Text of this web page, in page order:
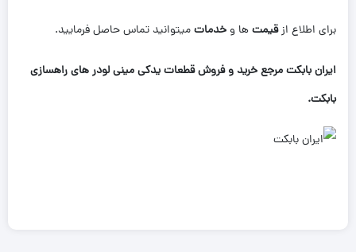
برای اطلاع ازقیمتها و خدماتمیتوانید تماس حاصل فرمایید.
ایران بابکت مرجع خرید و فروش قطعات یدکی مینی لودر های راهسازی
بابکت.